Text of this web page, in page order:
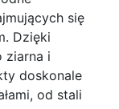
się
Dzięki
ziarna i
doskonale
od stali